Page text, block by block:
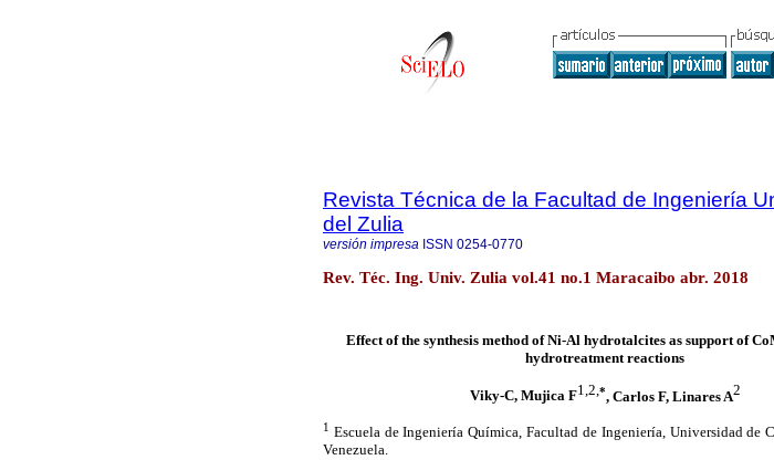
Revista Técnica de la Facultad de Ingeniería
del Zulia
versión impresa ISSN 0254-0770
Rev. Téc. Ing. Univ. Zulia vol.41 no.1 Maracaibo abr. 2018
Effect of the synthesis method of Ni-Al hydrotalcites as support of
hydrotreatment reactions
Viky-C, Mujica F1,2,*, Carlos F, Linares A2
1 Escuela de Ingeniería Química, Facultad de Ingeniería, Universidad de
Venezuela.